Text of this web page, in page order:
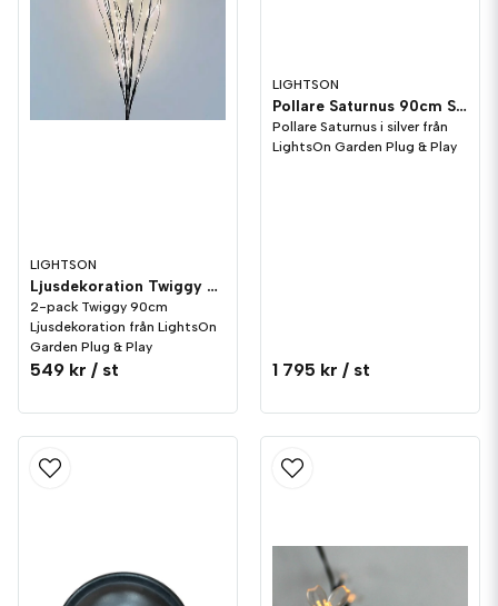
LIGHTSON
Ljusdekoration Twiggy 90cm 2-pack LightsOn Garden Plug & Play
2-pack Twiggy 90cm
Ljusdekoration från LightsOn
Garden Plug & Play
549 kr / st
LIGHTSON
Pollare Saturnus 90cm Silver 3W LightsOn Garden Plug & Play
Pollare Saturnus i silver från
LightsOn Garden Plug & Play
1 795 kr / st